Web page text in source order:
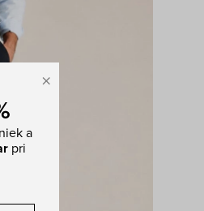
×
a
pri